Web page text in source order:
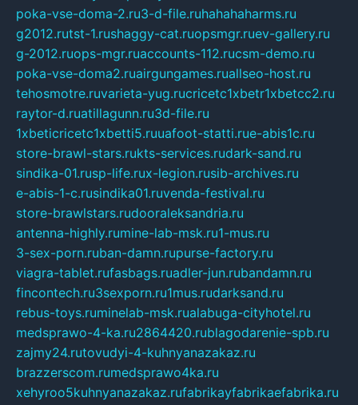
poka-vse-doma-2.ru3-d-file.ruhahahaharms.ru
g2012.rutst-1.rushaggy-cat.ruopsmgr.ruev-gallery.ru
g-2012.ruops-mgr.ruaccounts-112.rucsm-demo.ru
poka-vse-doma2.ruairgungames.ruallseo-host.ru
tehosmotre.ruvarieta-yug.rucricetc1xbetr1xbetcc2.ru
raytor-d.ruatillagunn.ru3d-file.ru
1xbeticricetc1xbetti5.ruuafoot-statti.rue-abis1c.ru
store-brawl-stars.rukts-services.rudark-sand.ru
sindika-01.rusp-life.rux-legion.rusib-archives.ru
e-abis-1-c.rusindika01.ruvenda-festival.ru
store-brawlstars.rudooraleksandria.ru
antenna-highly.rumine-lab-msk.ru1-mus.ru
3-sex-porn.ruban-damn.rupurse-factory.ru
viagra-tablet.rufasbags.ruadler-jun.rubandamn.ru
fincontech.ru3sexporn.ru1mus.rudarksand.ru
rebus-toys.ruminelab-msk.rualabuga-cityhotel.ru
medsprawo-4-ka.ru2864420.rublagodarenie-spb.ru
zajmy24.rutovudyi-4-kuhnyanazakaz.ru
brazzerscom.rumedsprawo4ka.ru
xehyroo5kuhnyanazakaz.rufabrikayfabrikaefabrika.ru